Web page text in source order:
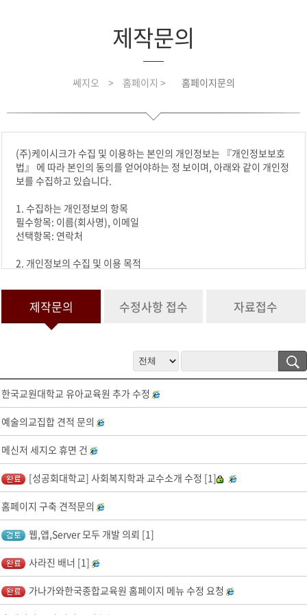
제작문의
쎄지오 > 홈페이지 > 홈페이지문의
(주)케이시크가 수집 및 이용하는 본인의 개인정보는 『개인정보보호
법』 에 따라 본인의 동의를 얻어야하는 정 보이며, 아래와 같이 개인정
보를 수집하고 있습니다.
1. 수집하는 개인정보의 항목
필수항목: 이름(회사명), 이메일
선택항목: 연락처
2. 개인정보의 수집 및 이용 목적
3. 개인정보의 보유 및 이용기간
과 개인정보 입력항목에 대해서는 1년간 보유 이후 해당 정보를 파기합
그 밖의 사항은 개인정보처리방침을 준수합니다.
4. 개인정보 수집 동의 거부 권리
서비스 제공을 위하여 기본 정보를 수집하고 있으며, 제공을 원하지 않
을 경우 수집하지 않으며, 미동의(로 인해)시 서비스 이용이 제한됩니
다.
제작문의 수정사항 접수 자료접수
한국교원대학교 유아교육원 추가 수정
예술의교집합 견적 문의
메신저 세지오 휴면 건
[성공회대학교] 사회복지학과 교수소개 수정 [1]
홈페이지 구축 견적문의
웹,앱,Server 모두 개발 의뢰 [1]
사라진 배너 [1]
가나가와한국종합교육원 홈페이지 메뉴 수정 요청